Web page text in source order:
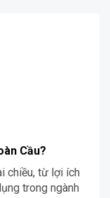
Cầu?
chiều, từ lợi ích
trong ngành